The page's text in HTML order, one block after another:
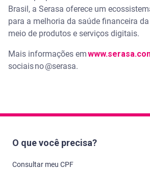
Brasil, a Serasa oferece um
para a melhoria da saúde financeira
meio de produtos e serviços digitais.
Mais informações em
sociais no @serasa.
O que você precisa?
Consultar meu CPF